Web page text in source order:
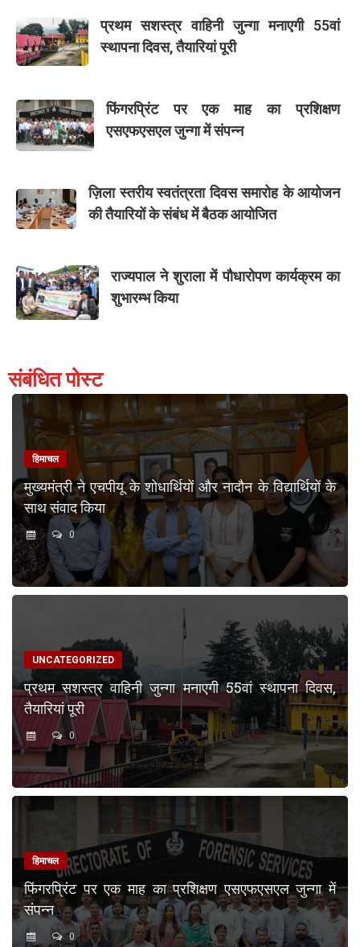
प्रथम सशस्त्र वाहिनी जुन्गा मनाएगी 55वां
स्थापना दिवस, तैयारियां पूरी
फिंगरप्रिंट पर एक माह का प्रशिक्षण
एसएफएसएल जुन्गा में संपन्न
ज़िला स्तरीय स्वतंत्रता दिवस समारोह के आयोजन
की तैयारियों के संबंध में बैठक आयोजित
राज्यपाल ने शुराला में पौधारोपण कार्यक्रम का
शुभारम्भ किया
संबंधित पोस्ट
हिमाचल
मुख्यमंत्री ने एचपीयू के शोधार्थियों और नादौन के विद्यार्थियों के
साथ संवाद किया
0
UNCATEGORIZED
प्रथम सशस्त्र वाहिनी जुन्गा मनाएगी 55वां स्थापना दिवस,
तैयारियां पूरी
0
हिमाचल
फिंगरप्रिंट पर एक माह का प्रशिक्षण एसएफएसएल जुन्गा में
संपन्न
0